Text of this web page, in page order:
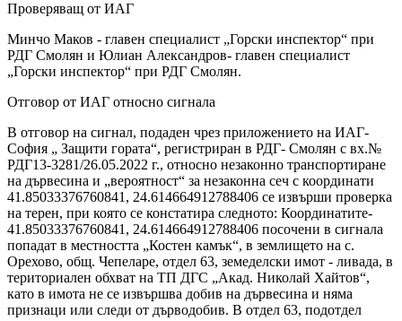
Проверяващ от ИАГ
Минчо Маков - главен специалист „Горски инспектор“ при
РДГ Смолян и Юлиан Александров- главен специалист
„Горски инспектор“ при РДГ Смолян.
Отговор от ИАГ относно сигнала
В отговор на сигнал, подаден чрез приложението на ИАГ-
София „ Защити гората“, регистриран в РДГ- Смолян с вх.№
РДГ13-3281/26.05.2022 г., относно незаконно транспортиране
на дървесина и „вероятност“ за незаконна сеч с координати
41.85033376760841, 24.614664912788406 се извърши проверка
на терен, при която се констатира следното: Координатите-
41.85033376760841, 24.614664912788406 посочени в сигнала
попадат в местността „Костен камък“, в землището на с.
Орехово, общ. Чепеларе, отдел 63, земеделски имот - ливада, в
териториален обхват на ТП ДГС „Акад. Николай Хайтов“,
като в имота не се извършва добив на дървесина и няма
признаци или следи от дърводобив. В отдел 63, подотдел